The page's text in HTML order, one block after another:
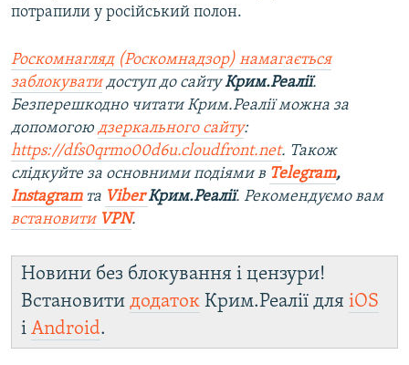
потрапили у російський полон.
Роскомнагляд (Роскомнадзор) намагається
заблокуватидоступ до сайтуКрим.Реалії.
Безперешкодно читати Крим.Реалії можна за
допомогою дзеркального сайту:
https://dfs0qrmo00d6u.cloudfront.net. Також
слідкуйте за основними подіями в Telegram,
Instagramта ViberКрим.Реалії. Рекомендуємо вам
встановити VPN.
Новини без блокування і цензури!
Встановити додаток Крим.Реалії для iOS
і Android.